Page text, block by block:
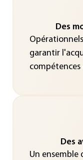
Des
garantir
compétences
Des
Un ensemble